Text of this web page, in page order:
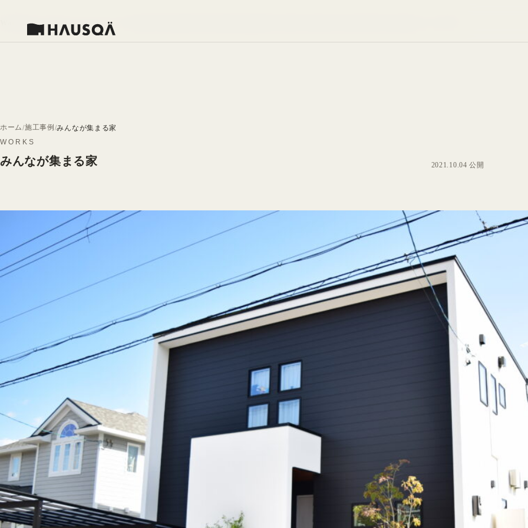
Warning: Undefined array key 0 in
ホーム 施工事例 みんなが集まる家
WORKS
みんなが集まる家 2021.10.04 公開